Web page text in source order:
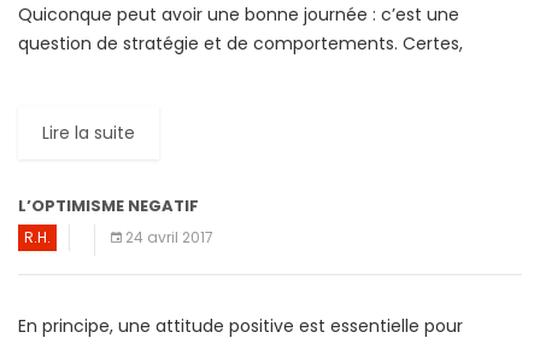
Quiconque peut avoir une bonne journée : c’est une
question de stratégie et de comportements. Certes,
Lire la suite
L’OPTIMISME NEGATIF
R.H. 24 avril 2017
En principe, une attitude positive est essentielle pour